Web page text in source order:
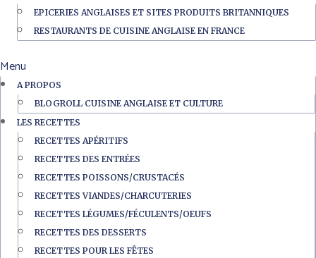
EPICERIES ANGLAISES ET SITES PRODUITS BRITANNIQUES
RESTAURANTS DE CUISINE ANGLAISE EN FRANCE
Menu
A PROPOS
BLOGROLL CUISINE ANGLAISE ET CULTURE
LES RECETTES
RECETTES APÉRITIFS
RECETTES DES ENTRÉES
RECETTES POISSONS/CRUSTACÉS
RECETTES VIANDES/CHARCUTERIES
RECETTES LÉGUMES/FÉCULENTS/OEUFS
RECETTES DES DESSERTS
RECETTES POUR LES FÊTES